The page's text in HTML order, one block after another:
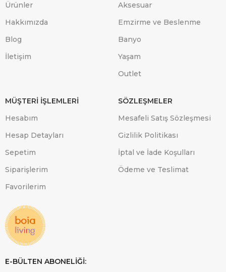
Ürünler
Hakkımızda
Blog
İletişim
Aksesuar
Emzirme ve Beslenme
Banyo
Yaşam
Outlet
MÜŞTERİ İŞLEMLERİ
Hesabım
Hesap Detayları
Sepetim
Siparişlerim
Favorilerim
SÖZLEŞMELER
Mesafeli Satış Sözleşmesi
Gizlilik Politikası
İptal ve İade Koşulları
Ödeme ve Teslimat
E-BÜLTEN ABONELİĞİ: